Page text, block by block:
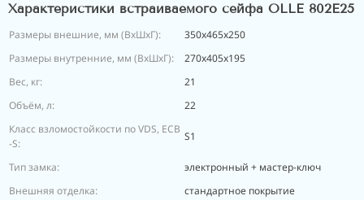
Характеристики встраиваемого сейфа OLLE 802E25
Размеры внешние, мм (ВхШхГ): 350x465x250
Размеры внутренние, мм (ВхШхГ):
270х405х195
Вес, кг:
21
Объём, л:
22
Класс взломостойкости поVDS, ECB
-S:
S1
Тип замка:
электронный + мастер-ключ
Внешняя отделка:
стандартное покрытие